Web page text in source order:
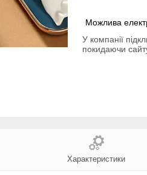
У компанії
покидаючи
Характеристики